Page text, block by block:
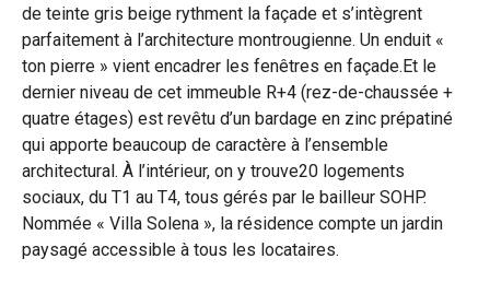
de teinte gris beige rythment la façade et s’intègrent
parfaitement à l’architecture montrougienne. Un enduit «
ton pierre » vient encadrer les fenêtres en façade.Et le
dernier niveau de cet immeuble R+4 (rez-de-chaussée +
quatre étages) est revêtu d’un bardage en zinc prépatiné
qui apporte beaucoup de caractère à l’ensemble
architectural. À l’intérieur, on y trouve20 logements
sociaux, du T1 au T4, tous gérés par le bailleur SOHP.
Nommée « Villa Solena », la résidence compte un jardin
paysagé accessible à tous les locataires.